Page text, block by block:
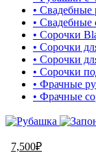
• Свадебные
• Свадебные
• Сорочки
• Сорочки
• Сорочки
• Сорочки
• Фрачные
• Фрачные
7,500₽